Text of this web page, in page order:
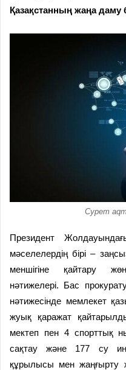
Қазақстанның жаңа даму
Сурет
Президент
мәселелердің бірі –
меншігіне қайтару
нәтижелері. Бас
нәтижесінде мемлекет
жуық қаражат
мектеп пен 4 спорттық
сақтау және 177 су
құрылысы мен жаңғырту